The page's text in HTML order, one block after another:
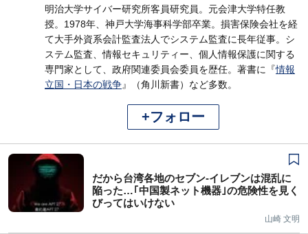
明治大学サイバー研究所客員研究員。元会津大学特任教
授。1978年、神戸大学海事科学部卒業。損害保険会社を経
て大手外資系会計監査法人でシステム監査に長年従事。シ
ステム監査、情報セキュリティー、個人情報保護に関する
専門家として、政府関連委員会委員を歴任。著書に『情報
立国・日本の戦争』（角川新書）など多数。
+フォロー
だから台湾各地のセブン-イレブンは混乱に
陥った…｢中国製ネット機器｣の危険性を見く
びってはいけない
山崎 文明